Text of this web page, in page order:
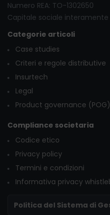
Numero REA: TO-1302650
Capitale sociale interamente
Categorie articoli
Case studies
Criteri e regole distributive
Insurtech
Legal
Product governance (POG)
Compliance societaria
Codice etico
Privacy policy
Termini e condizioni
Informativa privacy
Politica del Sistema di